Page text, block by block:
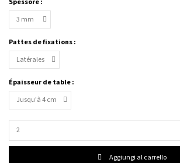
Spessore :
Pattes de fixations :
Épaisseur de table :
Aggiungi al carrello